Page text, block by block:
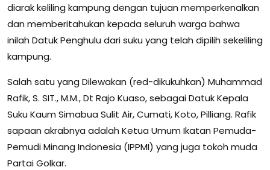
diarak keliling kampung dengan tujuan memperkenalkan
dan memberitahukan kepada seluruh warga bahwa
inilah Datuk Penghulu dari suku yang telah dipilih sekeliling
kampung.
Salah satu yang Dilewakan (red-dikukuhkan) Muhammad
Rafik, S. SIT., M.M., Dt Rajo Kuaso, sebagai Datuk Kepala
Suku Kaum Simabua Sulit Air, Cumati, Koto, Pilliang. Rafik
sapaan akrabnya adalah Ketua Umum Ikatan Pemuda-
Pemudi Minang Indonesia (IPPMI) yang juga tokoh muda
Partai Golkar.